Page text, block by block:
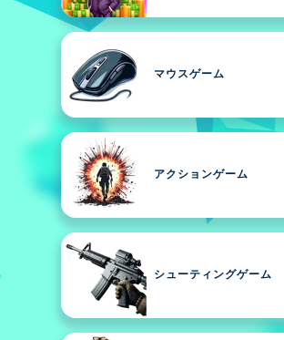
マウスゲーム
アクションゲーム
シューティングゲーム